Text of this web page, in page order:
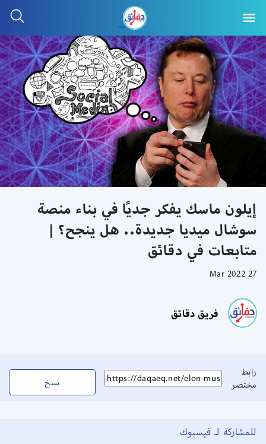
إيلون ماسك يفكر جديًا في بناء منصة
سوشال ميديا جديدة.. هل ينجح؟ |
متابعات في دقائق
27 Mar 2022
فريق دقائق
رابط
مختصر
نسخ
للمشاركة لـ فيسبوك